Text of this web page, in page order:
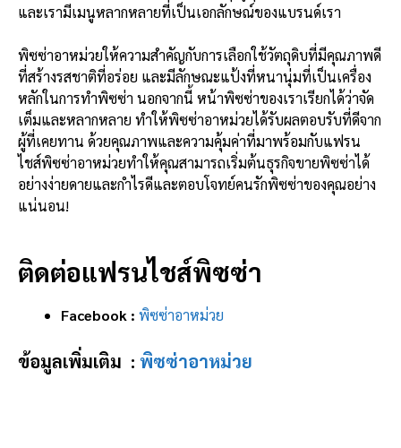
และเรามีเมนูหลากหลายที่เป็นเอกลักษณ์ของแบรนด์เรา
พิซซ่าอาหม่วยให้ความสำคัญกับการเลือกใช้วัตถุดิบที่มีคุณภาพดี
ที่สร้างรสชาติที่อร่อย และมีลักษณะแป้งที่หนานุ่มที่เป็นเครื่อง
หลักในการทำพิซซ่า นอกจากนี้ หน้าพิซซ่าของเราเรียกได้ว่าจัด
เต็มและหลากหลาย ทำให้พิซซ่าอาหม่วยได้รับผลตอบรับที่ดีจาก
ผู้ที่เคยทาน ด้วยคุณภาพและความคุ้มค่าที่มาพร้อมกับแฟรน
ไชส์พิซซ่าอาหม่วยทำให้คุณสามารถเริ่มต้นธุรกิจขายพิซซ่าได้
อย่างง่ายดายและกำไรดีและตอบโจทย์คนรักพิซซ่าของคุณอย่าง
แน่นอน!
ติดต่อแฟรนไชส์พิซซ่า
Facebook : พิซซ่าอาหม่วย
ข้อมูลเพิ่มเติม : พิซซ่าอาหม่วย